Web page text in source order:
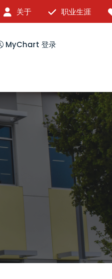
关于 职业生涯
MyChart 登录